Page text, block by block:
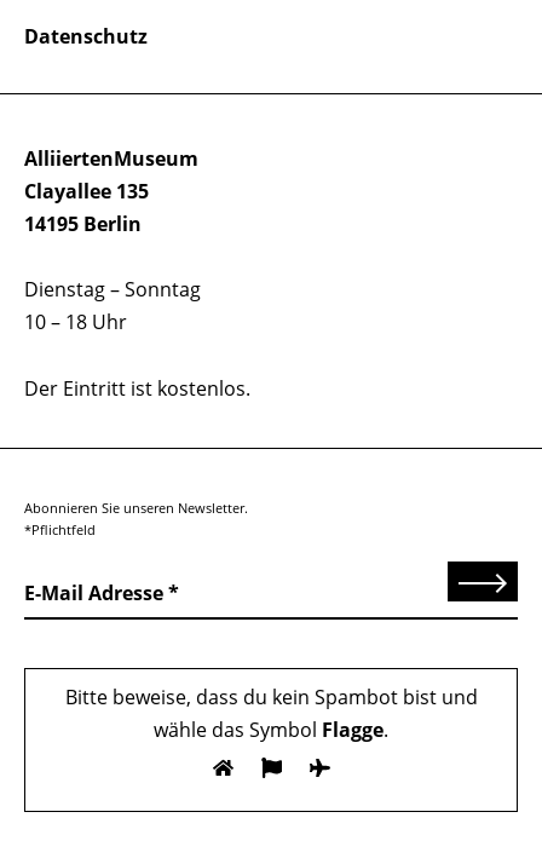
AlliiertenMuseum
Clayallee 135
14195 Berlin
Dienstag – Sonntag
10 – 18 Uhr
Der Eintritt ist kostenlos.
Datenschutz
Abonnieren Sie unseren Newsletter.
*Pflichtfeld
E-Mail Adresse Senden
Bitte beweise, dass du kein Spambot bist und
wähle das Symbol Flagge.